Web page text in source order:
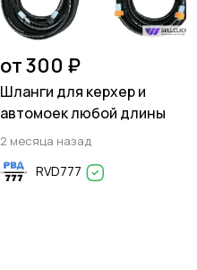
от 300 ₽
Шланги для керхер и
автомоек любой длины
2 месяца назад
RVD777